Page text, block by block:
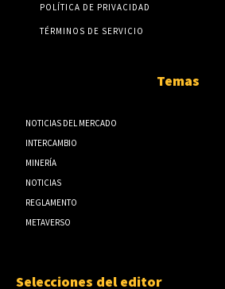
POLÍTICA DE PRIVACIDAD
TÉRMINOS DE SERVICIO
Temas
NOTICIAS DEL MERCADO
INTERCAMBIO
MINERÍA
NOTICIAS
REGLAMENTO
METAVERSO
Selecciones del editor